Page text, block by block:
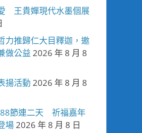
王貴嬋現代水墨個展
力推歸仁大目釋迦，邀
做公益 2026 年 8 月 8
揚活動 2026 年 8 月 8
節連二天 祈福嘉年
場2026 年 8 月 8 日